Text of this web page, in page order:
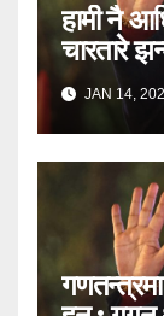
हामी नै
चारतारे
गगनकुमार
JAN 14,